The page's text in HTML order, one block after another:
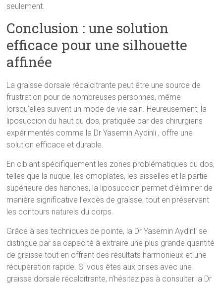
seulement.
Conclusion : une solution
efficace pour une silhouette
affinée
La graisse dorsale récalcitrante peut être une source de
frustration pour de nombreuses personnes, même
lorsqu’elles suivent un mode de vie sain. Heureusement, la
liposuccion du haut du dos, pratiquée par des chirurgiens
expérimentés comme la Dr Yasemin Aydinli , offre une
solution efficace et durable.
En ciblant spécifiquement les zones problématiques du dos,
telles que la nuque, les omoplates, les aisselles et la partie
supérieure des hanches, la liposuccion permet d’éliminer de
manière significative l’excès de graisse, tout en préservant
les contours naturels du corps.
Grâce à ses techniques de pointe, la Dr Yasemin Aydinli se
distingue par sa capacité à extraire une plus grande quantité
de graisse tout en offrant des résultats harmonieux et une
récupération rapide. Si vous êtes aux prises avec une
graisse dorsale récalcitrante, n’hésitez pas à consulter la Dr